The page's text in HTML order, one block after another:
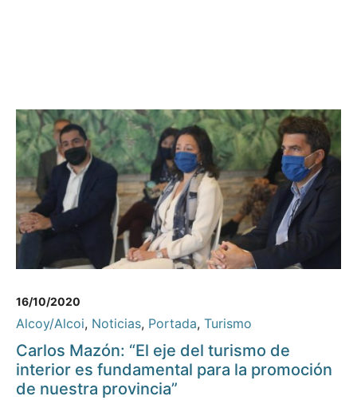
16/10/2020
Alcoy/Alcoi, Noticias, Portada, Turismo
Carlos Mazón: “El eje del turismo de
interior es fundamental para la promoción
de nuestra provincia”